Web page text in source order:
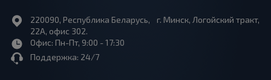
220090, Республика Беларусь, г. Минск, Логойский тракт,
22А, офис 302.
Офис: Пн-Пт, 9:00 - 17:30
Поддержка: 24/7